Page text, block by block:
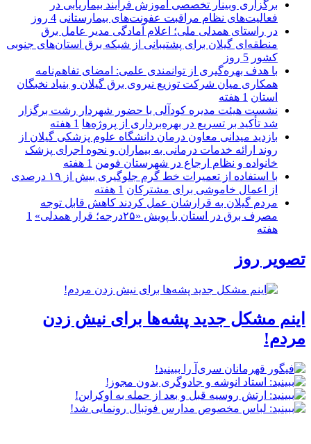
برگزاری وبینار تخصصی آموزش فرایند بیماریابی در
فعالیت‌های نظام مراقبت عفونت‌های بیمارستانی 4 روز
در راستای همدلی ملی؛ اعلام آمادگی مدیر عامل برق
منطقه‌ای گیلان برای پشتیبانی از شبكه برق استان‌های جنوبی
كشور 5 روز
با هدف بهره‌گیری از توانمندی علمی: امضای تفاهم‌نامه
همكاری میان شركت توزیع نیروی برق گیلان و بنیاد نخبگان
استان 1 هفته
نشست هیئت مدیره کودآلی با حضور شهردار رشت برگزار
شد تأکید بر تسریع در بهره‌برداری از پروژه‌ها 1 هفته
بازدید میدانی معاون درمان دانشگاه علوم پزشکی گیلان از
روند ارائه خدمات درمانی به بیماران و نحوه اجرای پزشک
خانواده و نظام ارجاع در شهرستان فومن 1 هفته
با استفاده از تعمیرات خط گرم جلوگیری بیش از ۱۹ درصدی
از اعمال خاموشی برای مشتركان 1 هفته
مردم گیلان به قرارشان عمل کردند كاهش قابل توجه
مصرف برق در استان با پویش «۲۵درجه؛ قرار همدلی»
1
هفته
تصویر روز
اینم مشکل جدید پشه‌ها برای نیش زدن
مردم!